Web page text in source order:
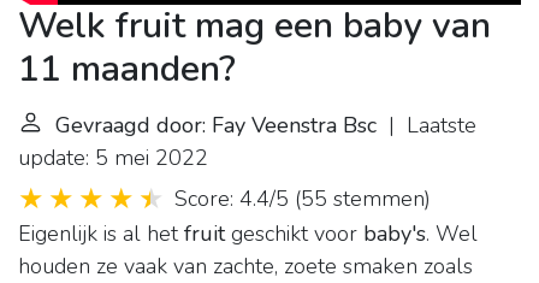
Welk fruit mag een baby van
11 maanden?
Gevraagd door: Fay Veenstra Bsc | Laatste
update: 5 mei 2022
Score: 4.4/5 (55 stemmen)
Eigenlijk is al hetfruitgeschikt voor baby's. Wel
houden ze vaak van zachte, zoete smaken zoals